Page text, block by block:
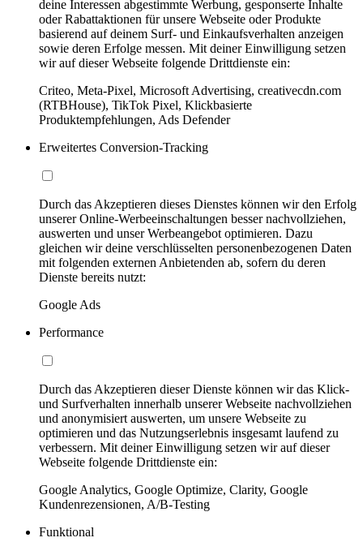
deine Interessen abgestimmte Werbung, gesponserte Inhalte
oder Rabattaktionen für unsere Webseite oder Produkte
basierend auf deinem Surf- und Einkaufsverhalten anzeigen
sowie deren Erfolge messen. Mit deiner Einwilligung setzen
wir auf dieser Webseite folgende Drittdienste ein:
Criteo, Meta-Pixel, Microsoft Advertising, creativecdn.com
(RTBHouse), TikTok Pixel, Klickbasierte
Produktempfehlungen, Ads Defender
Erweitertes Conversion-Tracking
Durch das Akzeptieren dieses Dienstes können wir den Erfolg
unserer Online-Werbeeinschaltungen besser nachvollziehen,
auswerten und unser Werbeangebot optimieren. Dazu
gleichen wir deine verschlüsselten personenbezogenen Daten
mit folgenden externen Anbietenden ab, sofern du deren
Dienste bereits nutzt:
Google Ads
Performance
Durch das Akzeptieren dieser Dienste können wir das Klick-
und Surfverhalten innerhalb unserer Webseite nachvollziehen
und anonymisiert auswerten, um unsere Webseite zu
optimieren und das Nutzungserlebnis insgesamt laufend zu
verbessern. Mit deiner Einwilligung setzen wir auf dieser
Webseite folgende Drittdienste ein:
Google Analytics, Google Optimize, Clarity, Google
Kundenrezensionen, A/B-Testing
Funktional